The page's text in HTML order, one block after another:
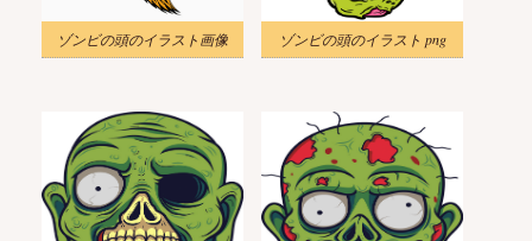
ゾンビの頭のイラスト画像 ゾンビの頭のイラスト png